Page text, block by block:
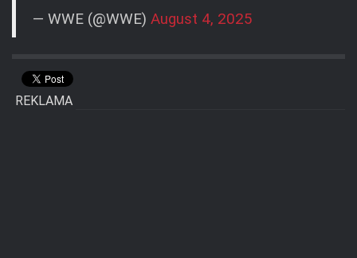
— WWE (@WWE) August 4, 2025
REKLAMA